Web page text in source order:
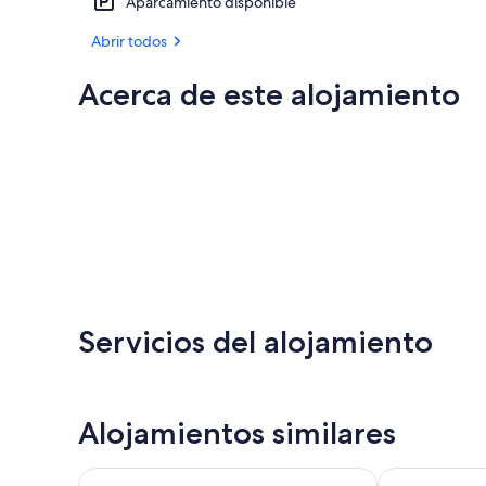
Abrir todos
Acerca de este alojamiento
Servicios del alojamiento
Alojamientos similares
Olympic Suites Inn The Forks